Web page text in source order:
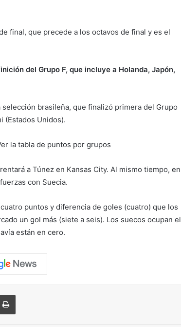
final, que precede a los octavos de final y es el
del Grupo F, que incluye a Holanda, Japón,
brasileña, que finalizó primera del Grupo
(Estados Unidos).
la tabla de puntos por grupos
a Túnez en Kansas City. Al mismo tiempo, en
con Suecia.
puntos y diferencia de goles (cuatro) que los
un gol más (siete a seis). Los suecos ocupan el
están en cero.
vía correo electrónicoImprimir